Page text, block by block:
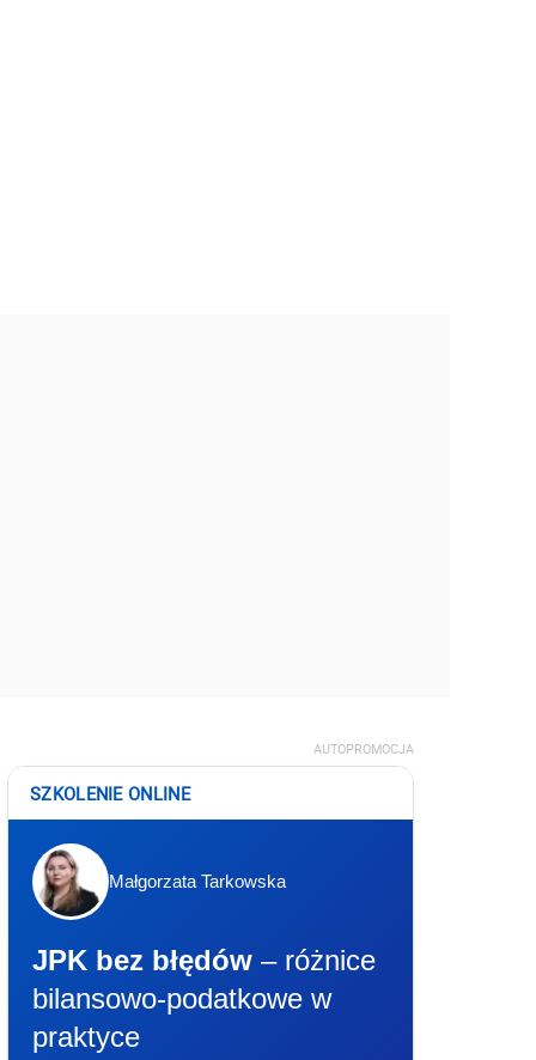
AUTOPROMOCJA
SZKOLENIE ONLINE
Małgorzata Tarkowska
JPK bez błędów – różnice
bilansowo-podatkowe w
praktyce